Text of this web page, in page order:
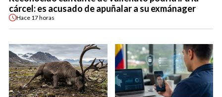
cárcel: es acusado de apuñalar a su exmánager
Hace 17 horas